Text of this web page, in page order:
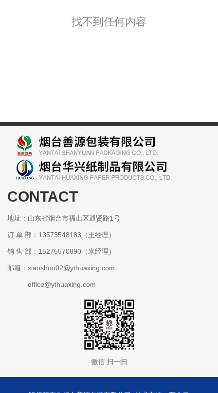
找不到任何内容
某某包装有限公司
CONTACT
地址：山东省烟台市福山区通贤路1号
订 单 部：13573548183（王经理）
销 售 部：15275570890（米经理）
邮箱：xiaoshou02@ythuaxing.com
office@ythuaxing.com
微信 扫一扫